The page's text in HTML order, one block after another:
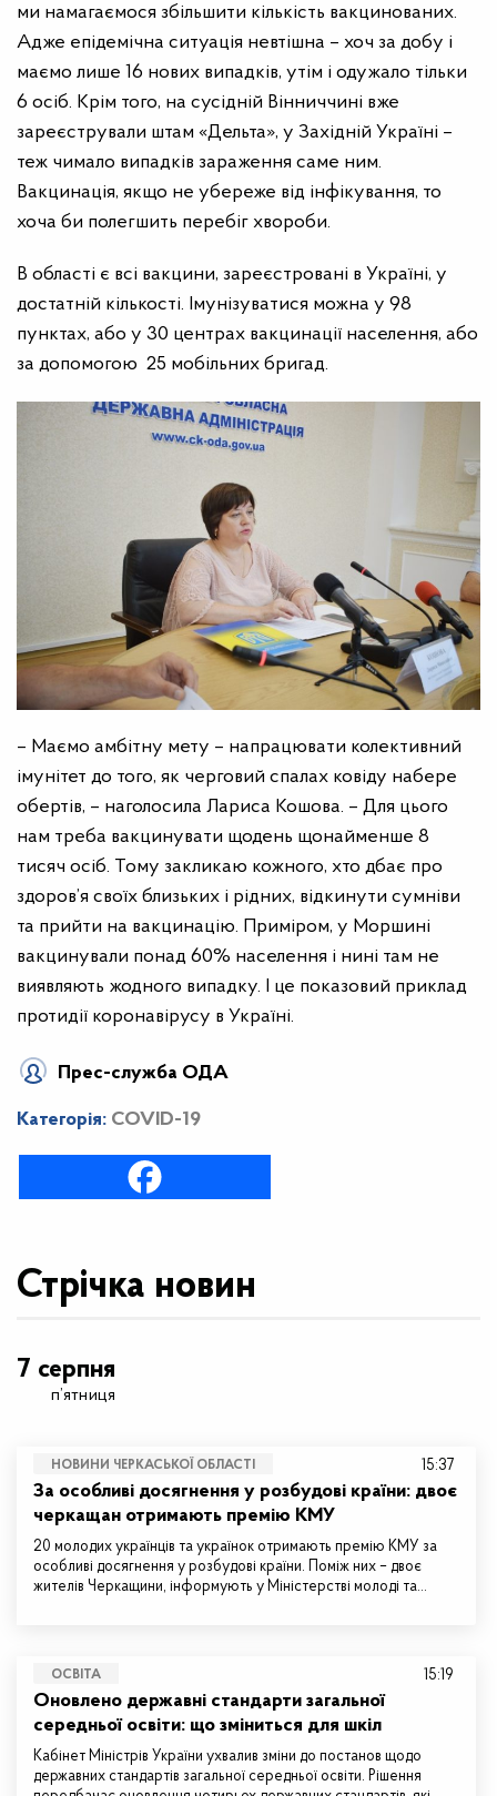
ми намагаємося збільшити кількість вакцинованих.
Адже епідемічна ситуація невтішна – хоч за добу і
маємо лише 16 нових випадків, утім і одужало тільки
6 осіб. Крім того, на сусідній Вінниччині вже
зареєстрували штам «Дельта», у Західній Україні –
теж чимало випадків зараження саме ним.
Вакцинація, якщо не убереже від інфікування, то
хоча би полегшить перебіг хвороби.
В області є всі вакцини, зареєстровані в Україні, у
достатній кількості. Імунізуватися можна у 98
пунктах, або у 30 центрах вакцинації населення, або
за допомогою 25 мобільних бригад.
– Маємо амбітну мету – напрацювати колективний
імунітет до того, як черговий спалах ковіду набере
обертів, – наголосила Лариса Кошова. – Для цього
нам треба вакцинувати щодень щонайменше 8
тисяч осіб. Тому закликаю кожного, хто дбає про
здоров’я своїх близьких і рідних, відкинути сумніви
та прийти на вакцинацію. Приміром, у Моршині
вакцинували понад 60% населення і нині там не
виявляють жодного випадку. І це показовий приклад
протидії коронавірусу в Україні.
Прес-служба ОДА
Категорія: COVID-19
Стрічка новин
7 серпня
п’ятниця
НОВИНИ ЧЕРКАСЬКОЇ ОБЛАСТІ
За особливі досягнення у розбудові країни: двоє
черкащан отримають премію КМУ
20 молодих українців та українок отримають премію КМУ за
особливі досягнення у розбудові країни. Поміж них – двоє
жителів Черкащини, інформують у Міністерстві молоді та…
15:37
ОСВІТА
Оновлено державні стандарти загальної
середньої освіти: що зміниться для шкіл
Кабінет Міністрів України ухвалив зміни до постанов щодо
державних стандартів загальної середньої освіти. Рішення
15:19